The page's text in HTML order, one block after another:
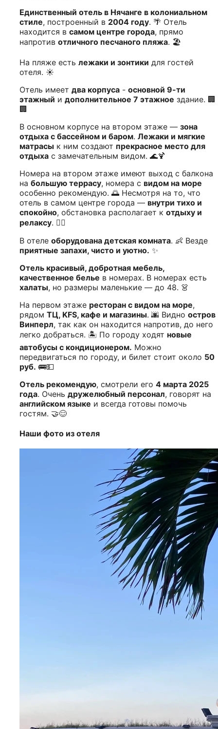
Единственный отель в Нячанге в колониальном
стиле, построенный в 2004 году. 🌴 Отель
находится в самом центре города, прямо
напротив отличного песчаного пляжа. 🏖️
На пляже есть лежаки и зонтики для гостей
отеля. ☀️
Отель имеет два корпуса - основной 9-ти
этажный и дополнительное 7 этажное здание. 🏢
🏢
В основном корпусе на втором этаже — зона
отдыха с бассейном и баром. Лежаки и мягкие
матрасы к ним создают прекрасное место для
отдыха с замечательным видом. 🌊🍹
Номера на втором этаже имеют выход с балкона
на большую террасу, номера с видом на море
особенно рекомендую. 🌅 Несмотря на то, что
отель в самом центре города — внутри тихо и
спокойно, обстановка располагает к отдыху и
релаксу. 🧘‍♂️
В отеле оборудована детская комната. 👶 Везде
приятные запахи, чисто и уютно. ✨
Отель красивый, добротная мебель,
качественное белье в номерах. В номерах есть
халаты, но размеры маленькие — до 48. 👗
На первом этаже ресторан с видом на море,
рядом ТЦ, KFS, кафе и магазины. 🌆 Видно остров
Винперл, так как он находится напротив, до него
легко добраться. 🏝️ По городу ходят новые
автобусы с кондиционером. Можно
передвигаться по городу, и билет стоит около 50
руб. 🚌💵
Отель рекомендую, смотрели его 4 марта 2025
года. Очень дружелюбный персонал, говорят на
английском языке и всегда готовы помочь
гостям. 🤝😊
Наши фото из отеля